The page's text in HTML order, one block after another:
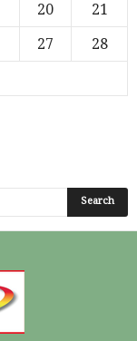
20
21
27
28